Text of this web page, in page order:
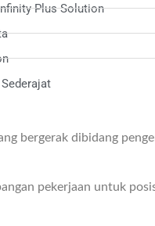
Plus Solution
bergerak dibidang
pekerjaan untuk